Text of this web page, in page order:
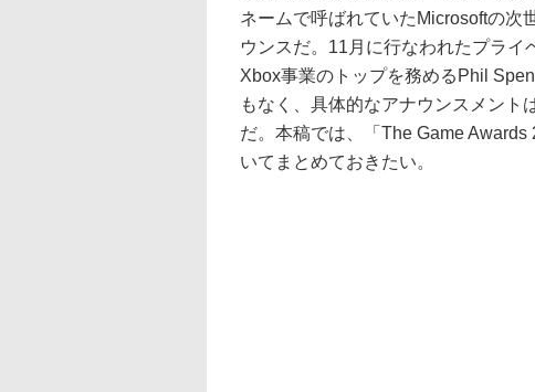
ネームで呼ばれていたMicrosoftの次
ウンスだ。11月に行なわれたプライ
Xbox事業のトップを務めるPhil
もなく、具体的なアナウンスメント
だ。本稿では、「The Game
いてまとめておきたい。